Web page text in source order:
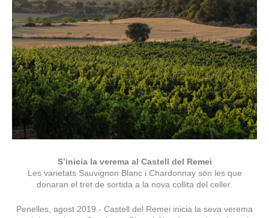
S’inicia la verema al Castell del Remei
Les varietats Sauvignon Blanc i Chardonnay són les que
donaran el tret de sortida a la nova collita del celler.
Penelles, agost 2019.- Castell del Remei inicia la seva verema